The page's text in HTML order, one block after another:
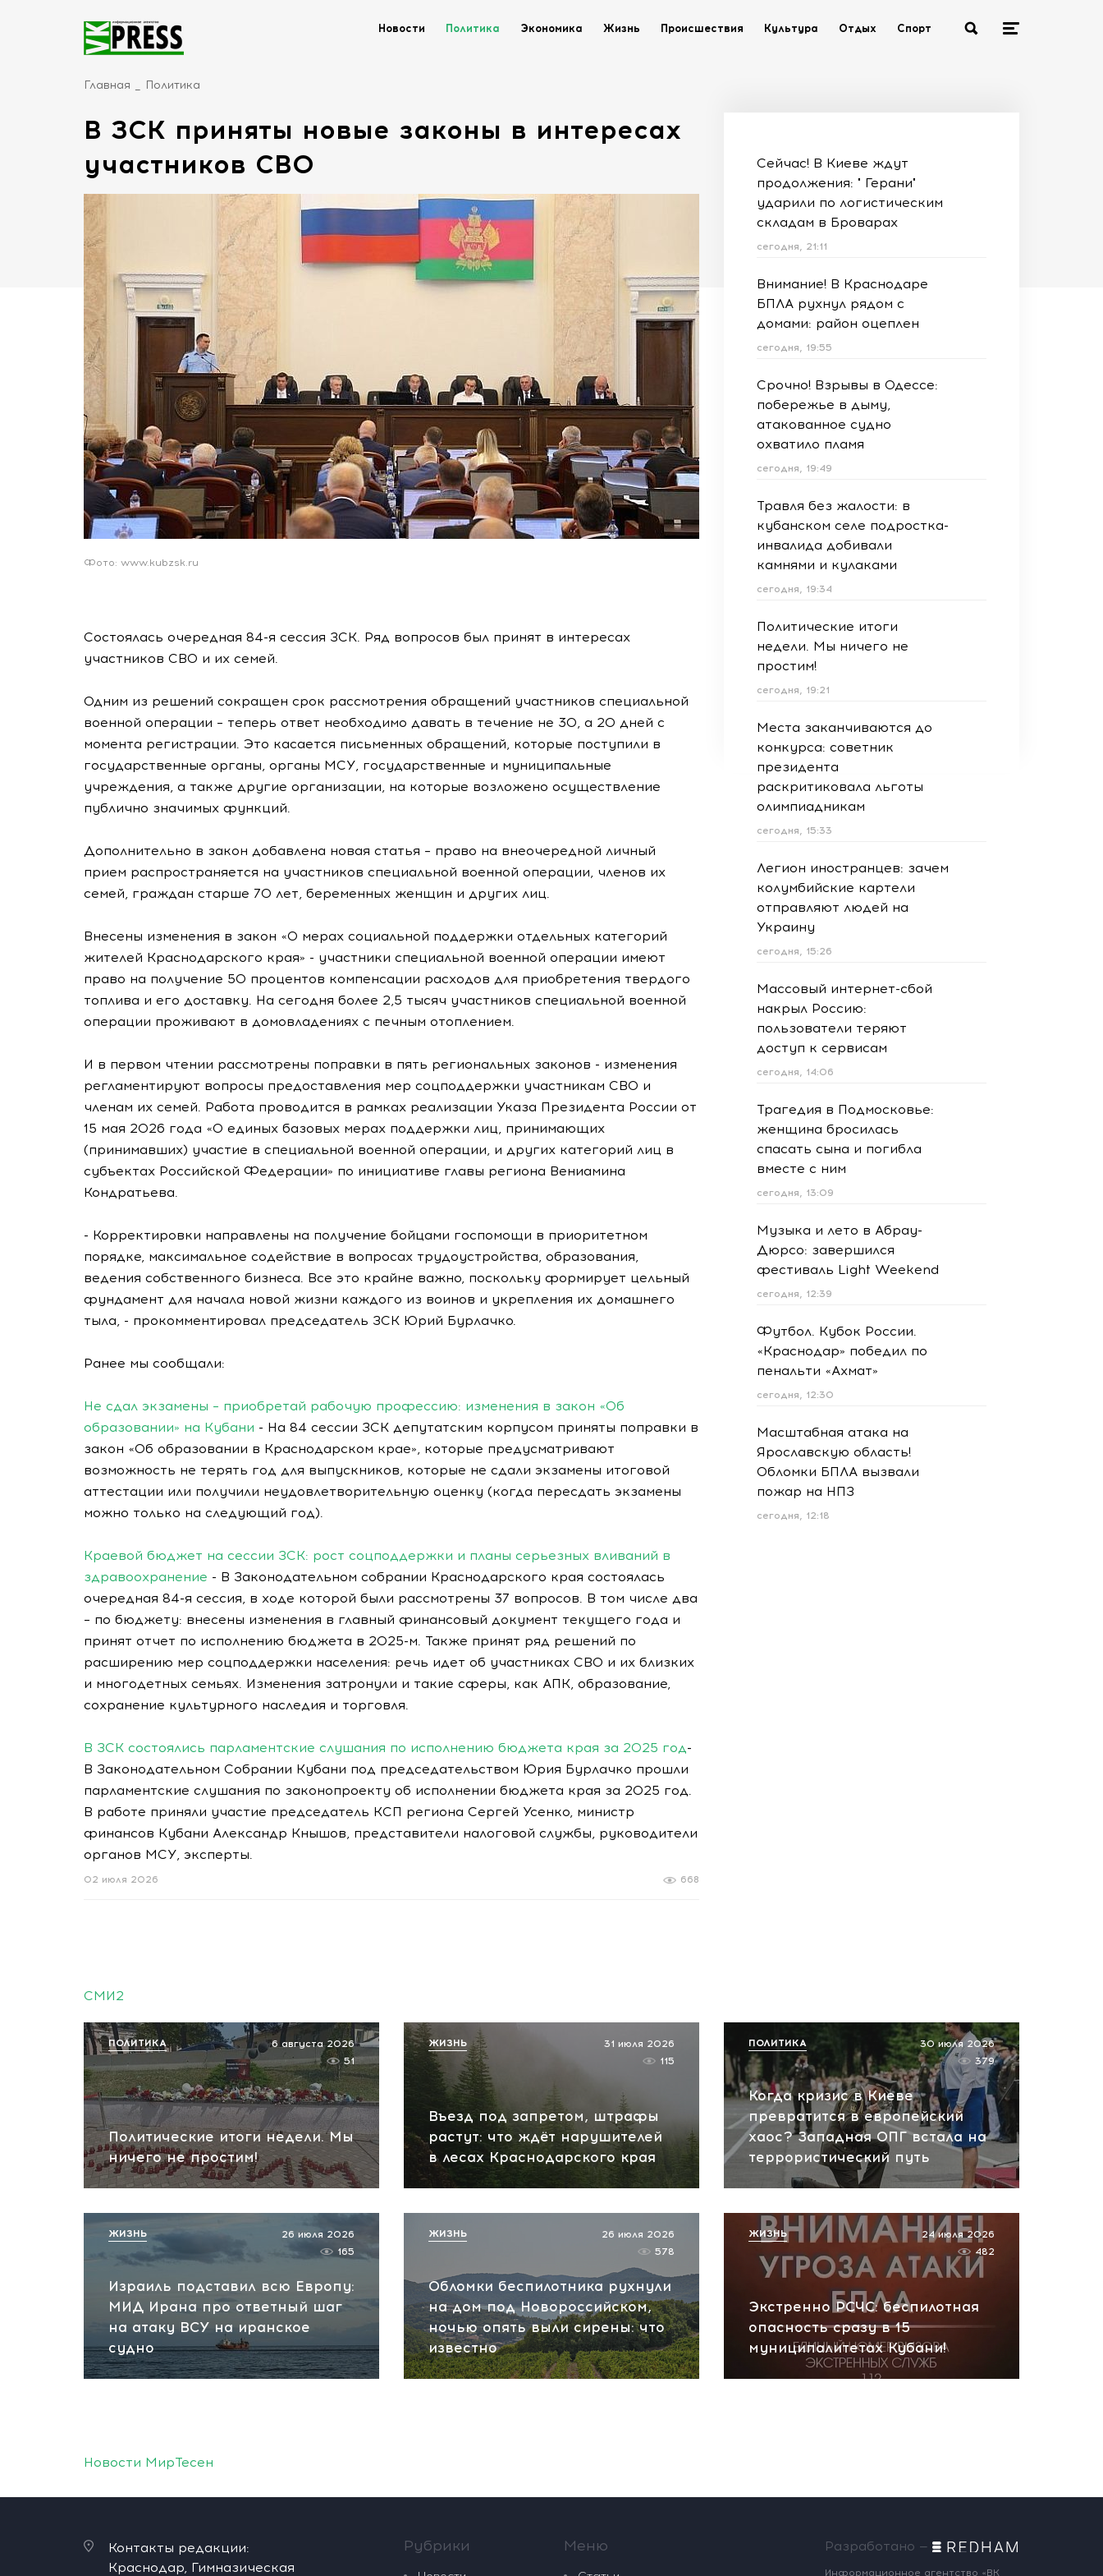
Новости Политика Экономика Жизнь Происшествия Культура Отдых Спорт
Главная Политика
В ЗСК приняты новые законы в интересах
участников СВО
Фото: www.kubzsk.ru
Состоялась очередная 84-я сессия ЗСК. Ряд вопросов был принят в интересах
участников СВО и их семей.
Одним из решений сокращен срок рассмотрения обращений участников специальной
военной операции – теперь ответ необходимо давать в течение не 30, а 20 дней с
момента регистрации. Это касается письменных обращений, которые поступили в
государственные органы, органы МСУ, государственные и муниципальные
учреждения, а также другие организации, на которые возложено осуществление
публично значимых функций.
Дополнительно в закон добавлена новая статья – право на внеочередной личный
прием распространяется на участников специальной военной операции, членов их
семей, граждан старше 70 лет, беременных женщин и других лиц.
Внесены изменения в закон «О мерах социальной поддержки отдельных категорий
жителей Краснодарского края» - участники специальной военной операции имеют
право на получение 50 процентов компенсации расходов для приобретения твердого
топлива и его доставку. На сегодня более 2,5 тысяч участников специальной военной
операции проживают в домовладениях с печным отоплением.
И в первом чтении рассмотрены поправки в пять региональных законов - изменения
регламентируют вопросы предоставления мер соцподдержки участникам СВО и
членам их семей. Работа проводится в рамках реализации Указа Президента России от
15 мая 2026 года «О единых базовых мерах поддержки лиц, принимающих
(принимавших) участие в специальной военной операции, и других категорий лиц в
субъектах Российской Федерации» по инициативе главы региона Вениамина
Кондратьева.
- Корректировки направлены на получение бойцами госпомощи в приоритетном
порядке, максимальное содействие в вопросах трудоустройства, образования,
ведения собственного бизнеса. Все это крайне важно, поскольку формирует цельный
фундамент для начала новой жизни каждого из воинов и укрепления их домашнего
тыла, - прокомментировал председатель ЗСК Юрий Бурлачко.
Ранее мы сообщали:
Не сдал экзамены – приобретай рабочую профессию: изменения в закон «Об
образовании» на Кубани - На 84 сессии ЗСК депутатским корпусом приняты поправки в
закон «Об образовании в Краснодарском крае», которые предусматривают
возможность не терять год для выпускников, которые не сдали экзамены итоговой
аттестации или получили неудовлетворительную оценку (когда пересдать экзамены
можно только на следующий год).
Краевой бюджет на сессии ЗСК: рост соцподдержки и планы серьезных вливаний в
здравоохранение - В Законодательном собрании Краснодарского края состоялась
очередная 84-я сессия, в ходе которой были рассмотрены 37 вопросов. В том числе два
– по бюджету: внесены изменения в главный финансовый документ текущего года и
принят отчет по исполнению бюджета в 2025-м. Также принят ряд решений по
расширению мер соцподдержки населения: речь идет об участниках СВО и их близких
и многодетных семьях. Изменения затронули и такие сферы, как АПК, образование,
сохранение культурного наследия и торговля.
В ЗСК состоялись парламентские слушания по исполнению бюджета края за 2025 год-
В Законодательном Собрании Кубани под председательством Юрия Бурлачко прошли
парламентские слушания по законопроекту об исполнении бюджета края за 2025 год.
В работе приняли участие председатель КСП региона Сергей Усенко, министр
финансов Кубани Александр Кнышов, представители налоговой службы, руководители
органов МСУ, эксперты.
668
02 июля 2026
Сейчас! В Киеве ждут
продолжения: " Герани"
ударили по логистическим
складам в Броварах
сегодня, 21:11
Внимание! В Краснодаре
БПЛА рухнул рядом с
домами: район оцеплен
сегодня, 19:55
Срочно! Взрывы в Одессе:
побережье в дыму,
атакованное судно
охватило пламя
сегодня, 19:49
Травля без жалости: в
кубанском селе подростка-
инвалида добивали
камнями и кулаками
сегодня, 19:34
Политические итоги
недели. Мы ничего не
простим!
сегодня, 19:21
Места заканчиваются до
конкурса: советник
президента
раскритиковала льготы
олимпиадникам
сегодня, 15:33
Легион иностранцев: зачем
колумбийские картели
отправляют людей на
Украину
сегодня, 15:26
Массовый интернет-сбой
накрыл Россию:
пользователи теряют
доступ к сервисам
сегодня, 14:06
Трагедия в Подмосковье:
женщина бросилась
спасать сына и погибла
вместе с ним
сегодня, 13:09
Музыка и лето в Абрау-
Дюрсо: завершился
фестиваль Light Weekend
сегодня, 12:39
Футбол. Кубок России.
«Краснодар» победил по
пенальти «Ахмат»
сегодня, 12:30
Масштабная атака на
Ярославскую область!
Обломки БПЛА вызвали
пожар на НПЗ
сегодня, 12:18
СМИ2
Политические итоги недели. Мы
ничего не простим!
6 августа 2026
51
ПОЛИТИКА
Въезд под запретом, штрафы
растут: что ждёт нарушителей
в лесах Краснодарского края
31 июля 2026
115
ЖИЗНЬ
Когда кризис в Киеве
превратится в европейский
хаос? Западная ОПГ встала на
террористический путь
30 июля 2026
379
ПОЛИТИКА
Израиль подставил всю Европу:
МИД Ирана про ответный шаг
на атаку ВСУ на иранское
судно
26 июля 2026
165
ЖИЗНЬ
Обломки беспилотника рухнули
на дом под Новороссийском,
ночью опять выли сирены: что
известно
26 июля 2026
578
ЖИЗНЬ
Экстренно РСЧС: беспилотная
опасность сразу в 15
муниципалитетах Кубани!
24 июля 2026
482
ЖИЗНЬ
Новости МирТесен
Контакты редакции:
Краснодар, Гимназическая
Рубрики Меню Разработано —
Информационное агентство «ВК